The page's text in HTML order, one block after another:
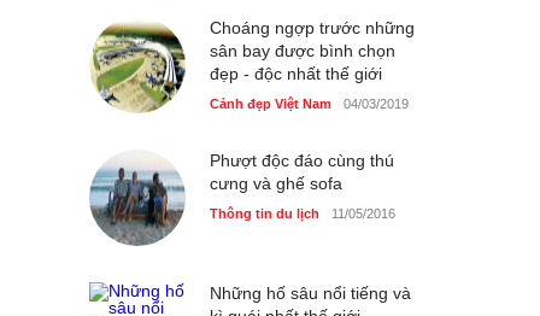
Choáng ngợp trước những
sân bay được bình chọn
đẹp - độc nhất thế giới
Cảnh đẹp Việt Nam 04/03/2019
Phượt độc đáo cùng thú
cưng và ghế sofa
Thông tin du lịch 11/05/2016
Những hố sâu nổi tiếng và